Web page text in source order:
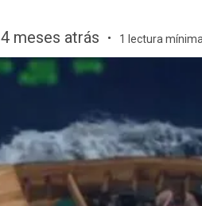
4 meses atrás 1 lectura